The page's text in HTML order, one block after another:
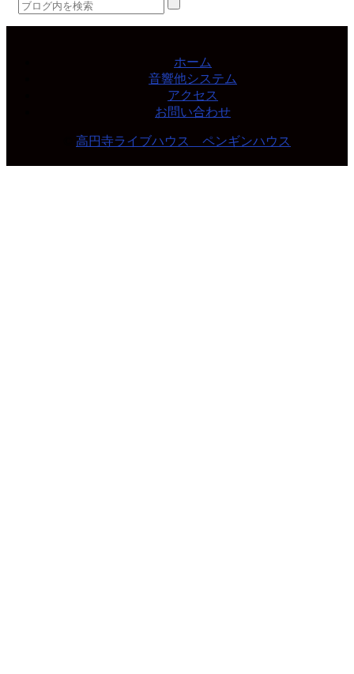
ホーム
音響他システム
アクセス
お問い合わせ
高円寺ライブハウス ペンギンハウス